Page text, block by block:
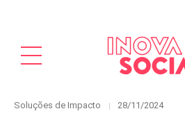
Categories
Soluções de Impacto
Posted
28/11/2024